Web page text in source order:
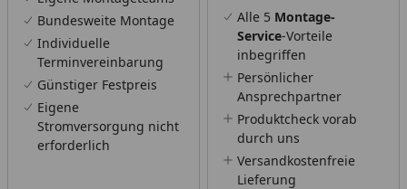
Bundesweite Montage
Individuelle
Terminvereinbarung
Günstiger Festpreis
Eigene
Stromversorgung nicht
erforderlich
Alle 5 Montage-
Service-Vorteile
inbegriffen
Persönlicher
Ansprechpartner
Produktcheck vorab
durch uns
Versandkostenfreie
Lieferung